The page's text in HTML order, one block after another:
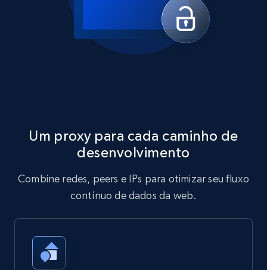
Um proxy para cada caminho de
desenvolvimento
Combine redes, peers e IPs para otimizar seu fluxo
contínuo de dados da web.